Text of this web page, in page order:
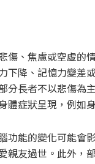
傷、焦慮或空虛的
下降、記憶力變差
長者不以悲傷為
體症狀呈現，例如
功能的變化可能會
親友過世。此外，